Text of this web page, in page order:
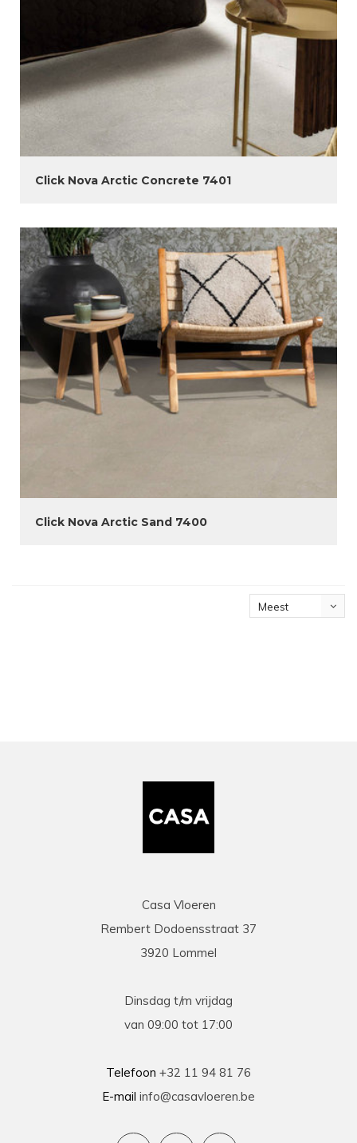
Click Nova Arctic Concrete 7401
Click Nova Arctic Sand 7400
Meest
Casa Vloeren
Rembert Dodoensstraat 37
3920 Lommel
Dinsdag t/m vrijdag
van 09:00 tot 17:00
Telefoon +32 11 94 81 76
E-mail info@casavloeren.be